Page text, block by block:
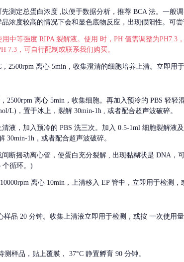
测定总蛋白浓度 ,以便于数据分析，推荐 BCA 法。一般
浓度较高的情况下会和显色底物反应，出现假阳性。可尝
用中等强度 RIPA 裂解液。使用 时，PH 值需调整为
7.3，可自行配制或联系我们购买。
，2500rpm 离心 5min，收集澄清的细胞培养上清。立即用
，2500rpm 离心 5min，收集细胞。再加入预冷的 PBS 轻
L)，置于冰上，裂解 30min-1h , 或者配合超声波破碎。
液，加入预冷的 PBS 洗三次。加入 0.5-1ml 细胞裂解液
30min-1h，或者配合超声波破碎。
断摇动离心管，使蛋白充分裂解 , 出现黏糊状是 DNA，
个循环。)
离心 10min，上清移入 EP 管中，立即用于检测，
样品 20 分钟。收集上清液立即用于检测，或按 一次使用量
测样品，贴上覆膜， 37°C 静置孵育 90 分钟。